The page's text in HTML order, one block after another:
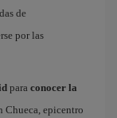
de
por las
para conocer la
Chueca, epicentro